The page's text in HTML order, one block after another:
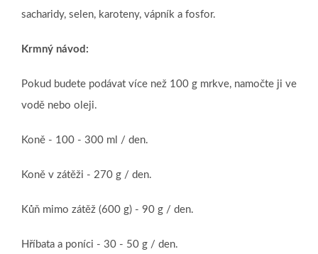
sacharidy, selen, karoteny, vápník a fosfor.
Krmný návod:
Pokud budete podávat více než 100 g mrkve, namočte ji ve
vodě nebo oleji.
Koně - 100 - 300 ml / den.
Koně v zátěži - 270 g / den.
Kůň mimo zátěž (600 g) - 90 g / den.
Hříbata a poníci - 30 - 50 g / den.